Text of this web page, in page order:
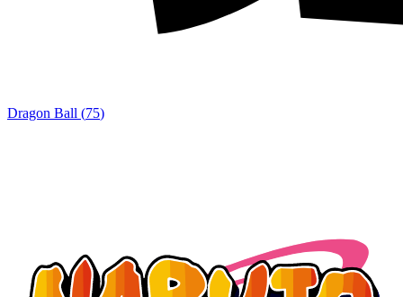
Dragon Ball (75)